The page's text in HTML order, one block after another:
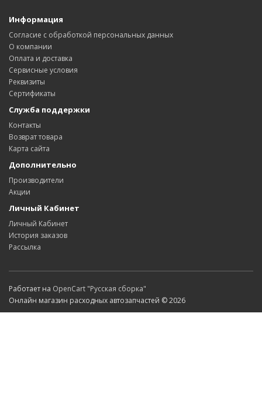
Информация
Согласие с обработкой персональных данных
О компании
Оплата и доставка
Сервисные условия
Реквизиты
Сертификаты
Служба поддержки
Контакты
Возврат товара
Карта сайта
Дополнительно
Производители
Акции
Личный Кабинет
Личный Кабинет
История заказов
Рассылка
Работает на OpenCart "Русская сборка"
Онлайн магазин расходных автозапчастей © 2026